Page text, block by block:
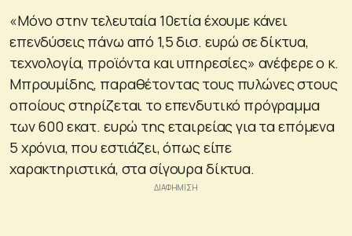
«Μόνο στην τελευταία 10ετία έχουμε κάνει
επενδύσεις πάνω από 1,5 δισ. ευρώ σε δίκτυα,
τεχνολογία, προϊόντα και υπηρεσίες» ανέφερε ο κ.
Μπρουμίδης, παραθέτοντας τους πυλώνες στους
οποίους στηρίζεται το επενδυτικό πρόγραμμα
των 600 εκατ. ευρώ της εταιρείας για τα επόμενα
5 χρόνια, που εστιάζει, όπως είπε
χαρακτηριστικά, στα σίγουρα δίκτυα.